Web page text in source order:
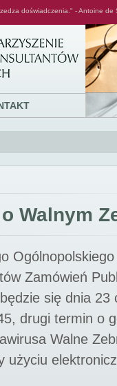
doświadczenia." - Antoine de
Walnym
Zamówień
się dnia 23
drugi termin o
Walne
użyciu